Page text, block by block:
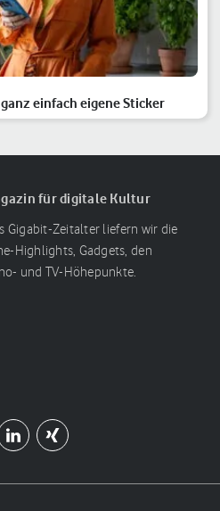
einfach eigene Sticker
für digitale Kultur
Gigabit-Zeitalter liefern wir die
Highlights, Gadgets, den
und TV-Höhepunkte.